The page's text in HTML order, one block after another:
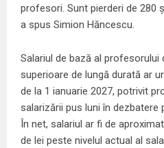
profesori. Sunt pierderi de 280
a spus Simion Hăncescu.
Salariul de bază al profesorului
superioare de lungă durată ar
de la 1 ianuarie 2027, potrivit
salarizării pus luni în dezbatere
În net, salariul ar fi de
de lei peste nivelul actual al